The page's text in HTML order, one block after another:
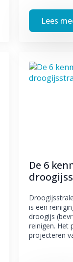
Lees
De 6
is een
droogijs
reinigen. Het
projecteren